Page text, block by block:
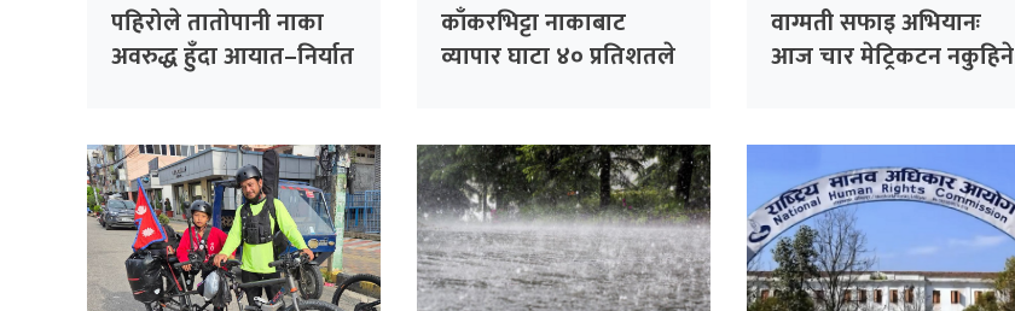
पहिरोले तातोपानी नाका
अवरुद्ध हुँदा आयात–निर्यात
काँकरभिट्टा नाकाबाट
व्यापार घाटा ४० प्रतिशतले
वाग्मती सफाइ अभियानः
आज चार मेट्रिकटन नकुहिने